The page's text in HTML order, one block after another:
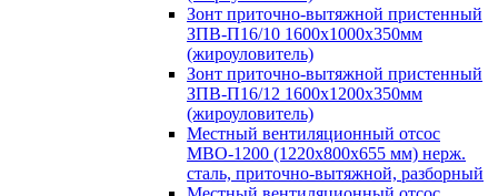
Зонт приточно-вытяжной пристенный
ЗПВ-П16/10 1600х1000х350мм
(жироуловитель)
Зонт приточно-вытяжной пристенный
ЗПВ-П16/12 1600х1200х350мм
(жироуловитель)
Местный вентиляционный отсос
МВО-1200 (1220х800х655 мм) нерж.
сталь, приточно-вытяжной, разборный